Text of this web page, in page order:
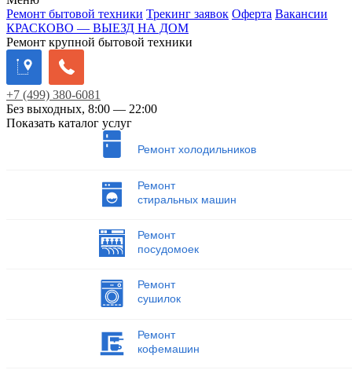
Ремонт бытовой техники Трекинг заявок Оферта Вакансии
КРАСКОВО — ВЫЕЗД НА ДОМ
Ремонт крупной бытовой техники
+7 (499) 380-6081
Без выходных, 8:00 — 22:00
Показать каталог услуг
Ремонт холодильников
Ремонт
стиральных машин
Ремонт
посудомоек
Ремонт
сушилок
Ремонт
кофемашин